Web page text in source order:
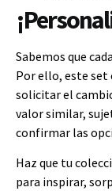
Sabemos que
Por ello, este
solicitar el
valor similar,
confirmar las
Haz que tu
para inspirar,